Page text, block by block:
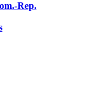
Rep.